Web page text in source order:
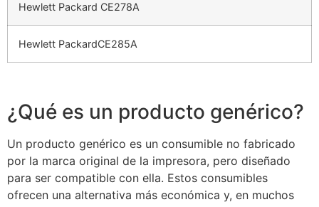
Hewlett Packard CE278A
Hewlett PackardCE285A
¿Qué es un producto genérico?
Un producto genérico es un consumible no fabricado
por la marca original de la impresora, pero diseñado
para ser compatible con ella. Estos consumibles
ofrecen una alternativa más económica y, en muchos